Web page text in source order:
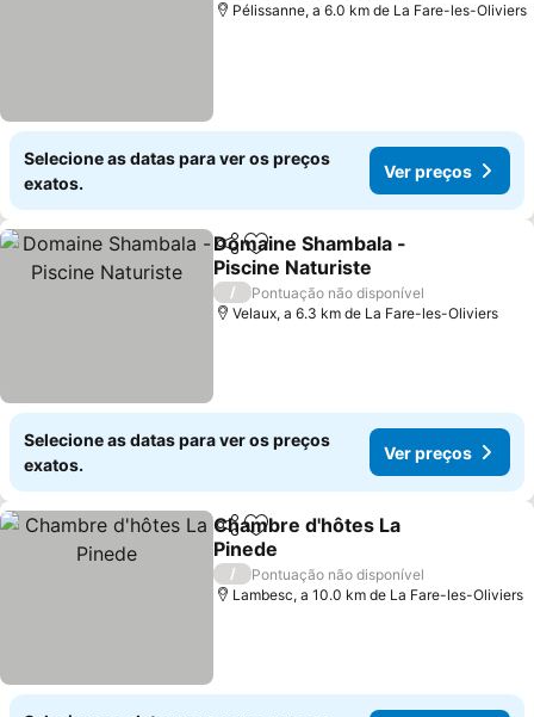
Pélissanne, a 6.0 km de La Fare-les-Oliviers
Selecione as datas para ver os preços
exatos.
Ver preços
PartilharAdicionar aos favoritos
Domaine Shambala -
Piscine Naturiste
Ver preços
/
Pontuação não disponível
Velaux, a 6.3 km de La Fare-les-Oliviers
Selecione as datas para ver os preços
exatos.
Ver preços
PartilharAdicionar aos favoritos
Chambre d'hôtes La
Pinede
Ver preços
/
Pontuação não disponível
Lambesc, a 10.0 km de La Fare-les-Oliviers